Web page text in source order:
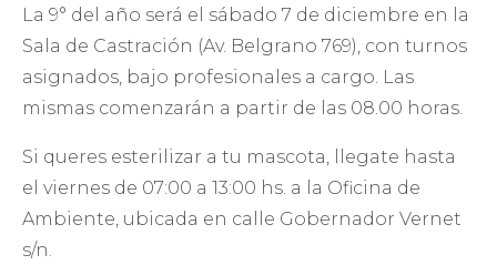
La 9° del año será el sábado 7 de diciembre en la
Sala de Castración (Av. Belgrano 769), con turnos
asignados, bajo profesionales a cargo. Las
mismas comenzarán a partir de las 08.00 horas.
Si queres esterilizar a tu mascota, llegate hasta
el viernes de 07:00 a 13:00 hs. a la Oficina de
Ambiente, ubicada en calle Gobernador Vernet
s/n.